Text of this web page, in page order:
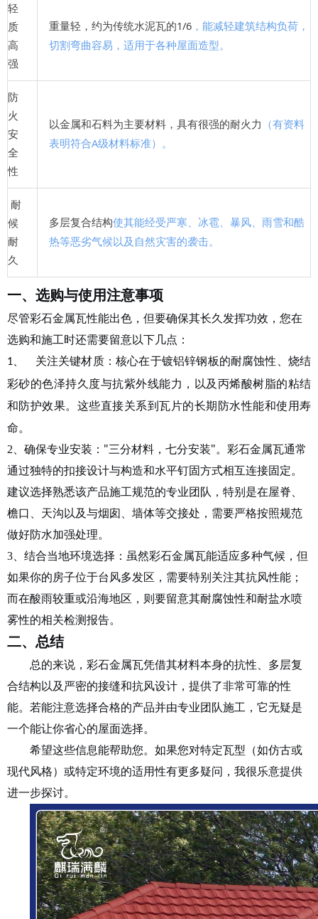
轻
质
高
强
重量轻，约为传统水泥瓦的1/6 ，能减轻建筑结构负荷 ，
切割弯曲容易 ，适用于各种屋面造型。
防
火
安
全
性
以金属和石料为主要材料，具有很强的耐火力 （有资料
表明符合A级材料标准）。
耐
候
耐
久
多层复合结构使其能经受严寒、冰雹、暴风、雨雪和酷
热等恶劣气候以及自然灾害的袭击。
一、 选购与使用注意事项
尽管彩石金属瓦性能出色，但要确保其长久发挥功效，您在
选购和施工时还需要留意以下几点：
1、 关注关键材质：核心在于镀铝锌钢板的耐腐蚀性、 烧结
彩砂的色泽持久度与抗紫外线能力，以及丙烯酸树脂的粘结
和防护效果。这些直接关系到瓦片的长期防水性能和使用寿
命。
2、 确保专业安装 ："三分材料，七分安装"。彩石金属瓦通常
通过独特的扣接设计与构造和水平钉固方式相互连接固定。
建议选择熟悉该产品施工规范的专业团队 ，特别是在屋脊、
檐口、天沟以及与烟囱、墙体等交接处 ，需要严格按照规范
做好防水加强处理。
3、 结合当地环境选择 ：虽然彩石金属瓦能适应多种气候 ，但
如果你的房子位于台风多发区 ，需要特别关注其抗风性能 ；
而在酸雨较重或沿海地区，则要留意其耐腐蚀性和耐盐水喷
雾性的相关检测报告。
二、 总结
总的来说，彩石金属瓦凭借其材料本身的抗性、 多层复
合结构以及严密的接缝和抗风设计 ，提供了非常可靠的性
能。若能注意选择合格的产品并由专业团队施工 ，它无疑是
一个能让你省心的屋面选择。
希望这些信息能帮助您。如果您对特定瓦型（如仿古或
现代风格）或特定环境的适用性有更多疑问，我很乐意提供
进一步探讨。